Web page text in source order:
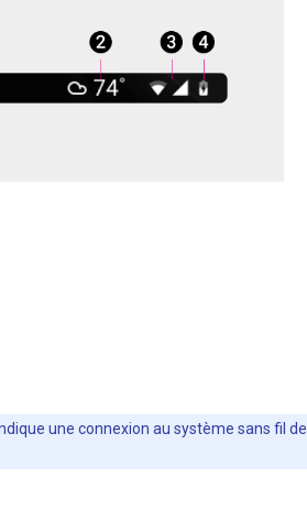
une connexion au système sans fil de